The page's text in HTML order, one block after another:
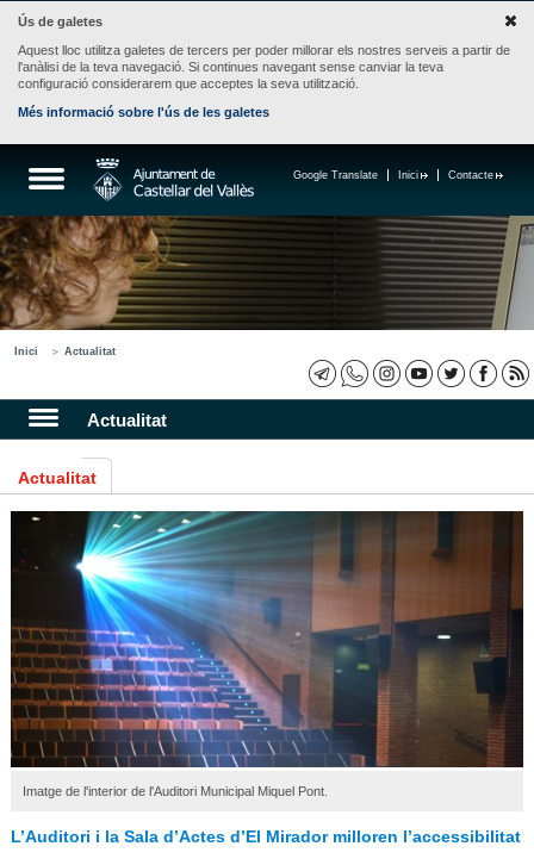
Ús de galetes
Aquest lloc utilitza galetes de tercers per poder millorar els nostres serveis a partir de
l'anàlisi de la teva navegació. Si continues navegant sense canviar la teva
configuració considerarem que acceptes la seva utilització.
Més informació sobre l'ús de les galetes
Contacte
Inici
Google Translate
Inici Actualitat
Actualitat
Actualitat
Imatge de l'interior de l'Auditori Municipal Miquel Pont.
L’Auditori i la Sala d’Actes d’El Mirador milloren l’accessibilitat